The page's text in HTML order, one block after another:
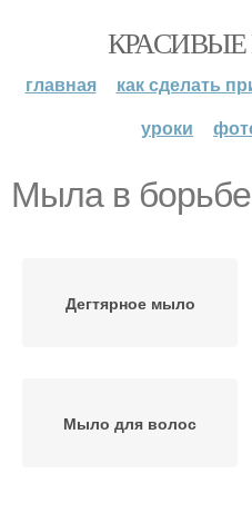
главная как сделать
уроки
Мыла в борьбе
Дегтярное мыло
Мыло для волос